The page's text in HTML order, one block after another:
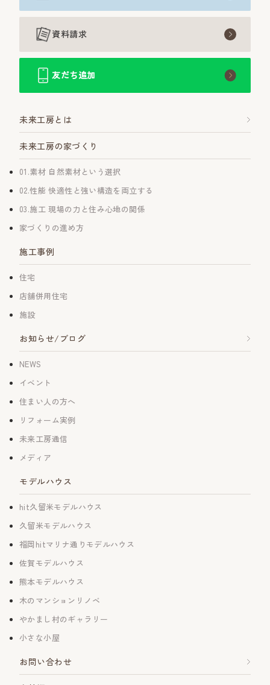
資料請求
友だち追加
未来工房とは
未来工房の家づくり
01.素材 自然素材という選択
02.性能 快適性と強い構造を両立する
03.施工 現場の力と住み心地の関係
家づくりの進め方
施工事例
住宅
店舗併用住宅
施設
お知らせ/ブログ
NEWS
イベント
住まい人の方へ
リフォーム実例
未来工房通信
メディア
モデルハウス
hit久留米モデルハウス
久留米モデルハウス
福岡hitマリナ通りモデルハウス
佐賀モデルハウス
熊本モデルハウス
木のマンションリノベ
やかまし村のギャラリー
小さな小屋
お問い合わせ